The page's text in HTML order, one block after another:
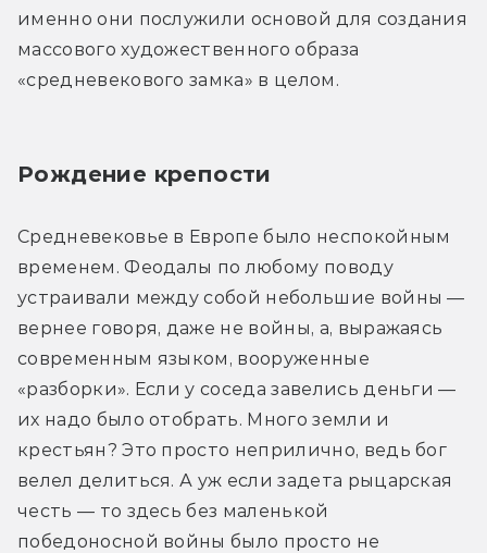
именно они послужили основой для создания
массового художественного образа
«средневекового замка» в целом.
Рождение крепости
Средневековье в Европе было неспокойным
временем. Феодалы по любому поводу
устраивали между собой небольшие войны —
вернее говоря, даже не войны, а, выражаясь
современным языком, вооруженные
«разборки». Если у соседа завелись деньги —
их надо было отобрать. Много земли и
крестьян? Это просто неприлично, ведь бог
велел делиться. А уж если задета рыцарская
честь — то здесь без маленькой
победоносной войны было просто не